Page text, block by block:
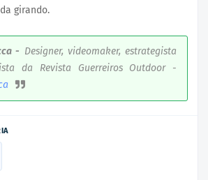
girando.
- Designer, videomaker, estrategista
da Revista Guerreiros Outdoor -